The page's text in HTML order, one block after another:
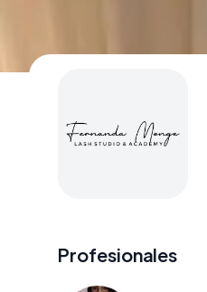
Profesionales